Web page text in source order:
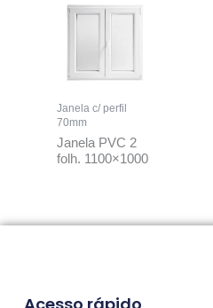
Janela c/ perfil
70mm
Janela PVC 2
folh. 1100×1000